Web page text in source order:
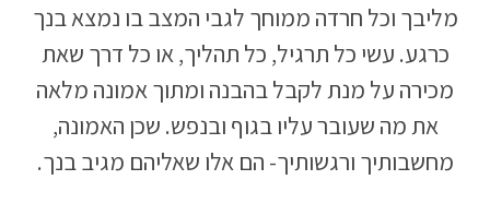
מליבך וכל חרדה ממוחך לגבי המצב בו נמצא בנך
כרגע. עשי כל תרגיל, כל תהליך, או כל דרך שאת
מכירה על מנת לקבל בהבנה ומתוך אמונה מלאה
את מה שעובר עליו בגוף ובנפש. שכן האמונה,
מחשבותיך ורגשותיך- הם אלו שאליהם מגיב בנך.